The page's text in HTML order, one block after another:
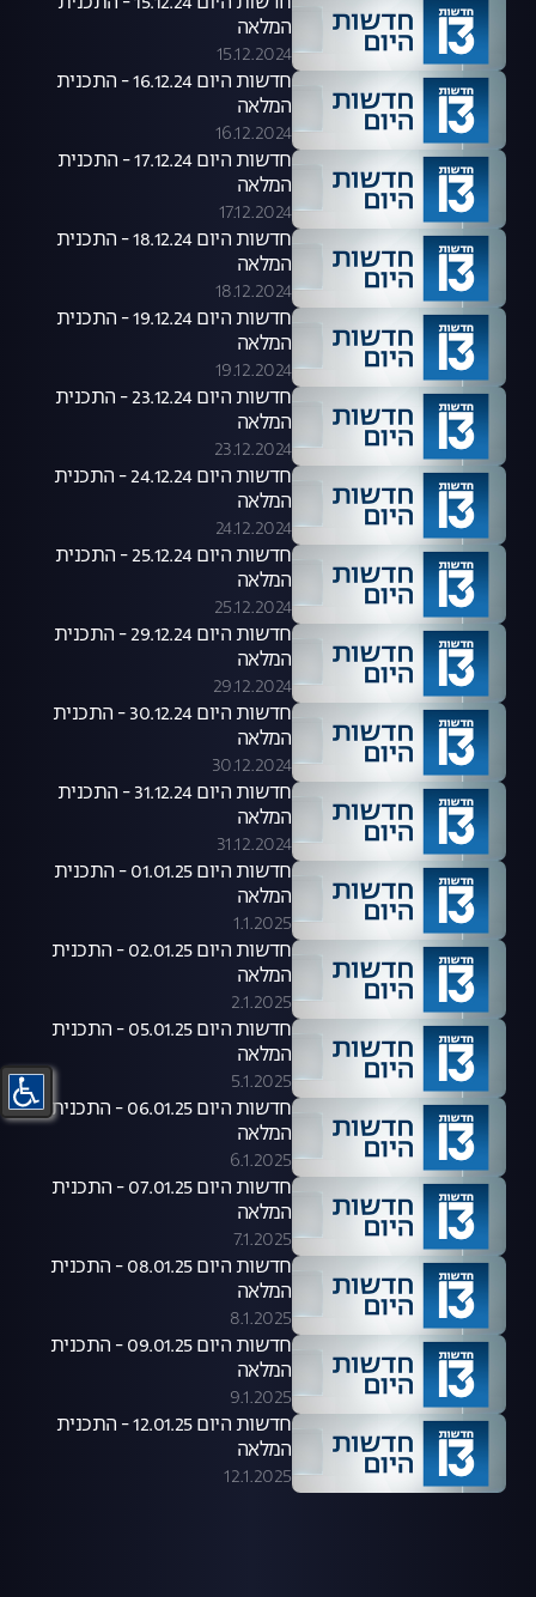
המלאה
15.12.2024
חדשות היום 16.12.24 - התכנית
המלאה
16.12.2024
חדשות היום 17.12.24 - התכנית
המלאה
17.12.2024
חדשות היום 18.12.24 - התכנית
המלאה
18.12.2024
חדשות היום 19.12.24 - התכנית
המלאה
19.12.2024
חדשות היום 23.12.24 - התכנית
המלאה
23.12.2024
חדשות היום 24.12.24 - התכנית
המלאה
24.12.2024
חדשות היום 25.12.24 - התכנית
המלאה
25.12.2024
חדשות היום 29.12.24 - התכנית
המלאה
29.12.2024
חדשות היום 30.12.24 - התכנית
המלאה
30.12.2024
חדשות היום 31.12.24 - התכנית
המלאה
31.12.2024
חדשות היום 01.01.25 - התכנית
המלאה
1.1.2025
חדשות היום 02.01.25 - התכנית
המלאה
2.1.2025
חדשות היום 05.01.25 - התכנית
המלאה
5.1.2025
חדשות היום 06.01.25 - התכנית
המלאה
6.1.2025
חדשות היום 07.01.25 - התכנית
המלאה
7.1.2025
חדשות היום 08.01.25 - התכנית
המלאה
8.1.2025
חדשות היום 09.01.25 - התכנית
המלאה
9.1.2025
חדשות היום 12.01.25 - התכנית
המלאה
12.1.2025